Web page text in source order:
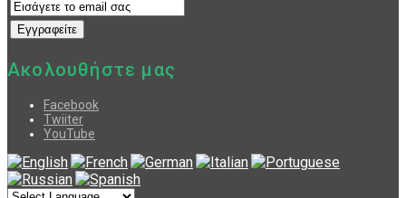
Ακολουθήστε μας
Facebook
Twiiter
YouTube